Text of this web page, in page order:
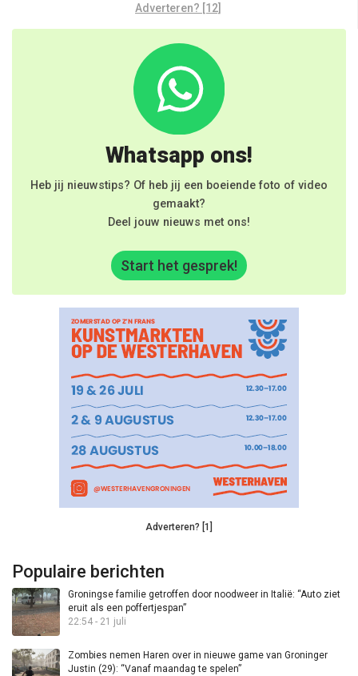
Adverteren? [12]
Whatsapp ons!
Heb jij nieuwstips? Of heb jij een boeiende foto of video
gemaakt?
Deel jouw nieuws met ons!
Start het gesprek!
Adverteren? [1]
Populaire berichten
Groningse familie getroffen door noodweer in Italië: “Auto ziet
eruit als een poffertjespan”
22:54 - 21 juli
Zombies nemen Haren over in nieuwe game van Groninger
Justin (29): “Vanaf maandag te spelen”